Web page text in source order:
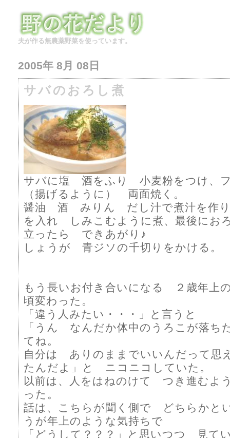
夫が作る無農薬野菜を使っています。
2005年 8月 08日
サバのおろし煮
サバに塩 酒をふり 小麦粉をつけ、
（揚げるように） 両面焼く。
醤油 酒 みりん だし汁で煮汁を作り
を入れ しみこむように煮、最後にお
立ったら できあがり♪
しょうが 青ジソの千切りをかける。
もう長いお付き合いになる ２歳年上
頃変わった。
「違う人みたい・・・」と言うと
「うん なんだか体中のうろこが落ち
てね。
自分は ありのままでいいんだって思
たんだよ」と ニコニコしていた。
以前は、人をはねのけて つき進むよ
った。
話は、こちらが聞く側で どちらかと
うが年上のような気持ちで
「どうして？？？」と思いつつ 見て